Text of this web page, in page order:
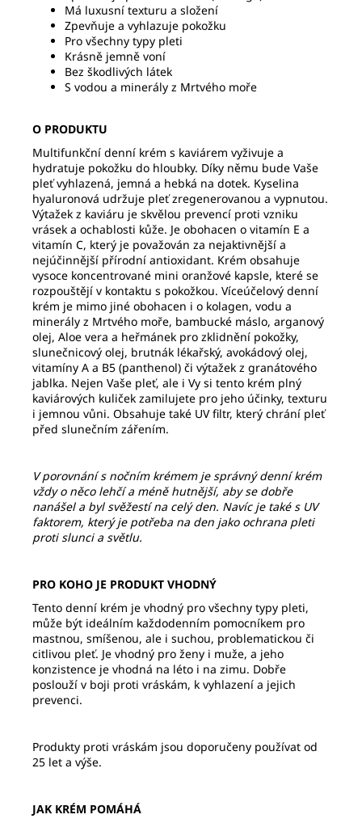
Má luxusní texturu a složení
Zpevňuje a vyhlazuje pokožku
Pro všechny typy pleti
Krásně jemně voní
Bez škodlivých látek
S vodou a minerály z Mrtvého moře
O PRODUKTU
Multifunkční denní krém s kaviárem vyživuje a
hydratuje pokožku do hloubky. Díky němu bude Vaše
pleť vyhlazená, jemná a hebká na dotek. Kyselina
hyaluronová udržuje pleť zregenerovanou a vypnutou.
Výtažek z kaviáru je skvělou prevencí proti vzniku
vrásek a ochablosti kůže. Je obohacen o vitamín E a
vitamín C, který je považován za nejaktivnější a
nejúčinnější přírodní antioxidant. Krém obsahuje
vysoce koncentrované mini oranžové kapsle, které se
rozpouštějí v kontaktu s pokožkou. Víceúčelový denní
krém je mimo jiné obohacen i o kolagen, vodu a
minerály z Mrtvého moře, bambucké máslo, arganový
olej, Aloe vera a heřmánek pro zklidnění pokožky,
slunečnicový olej, brutnák lékařský, avokádový olej,
vitamíny A a B5 (panthenol) či výtažek z granátového
jablka. Nejen Vaše pleť, ale i Vy si tento krém plný
kaviárových kuliček zamilujete pro jeho účinky, texturu
i jemnou vůni. Obsahuje také UV filtr, který chrání pleť
před slunečním zářením.
V porovnání s nočním krémem je správný denní krém
vždy o něco lehčí a méně hutnější, aby se dobře
nanášel a byl svěžestí na celý den. Navíc je také s UV
faktorem, který je potřeba na den jako ochrana pleti
proti slunci a světlu.
PRO KOHO JE PRODUKT VHODNÝ
Tento denní krém je vhodný pro všechny typy pleti,
může být ideálním každodenním pomocníkem pro
mastnou, smíšenou, ale i suchou, problematickou či
citlivou pleť. Je vhodný pro ženy i muže, a jeho
konzistence je vhodná na léto i na zimu. Dobře
poslouží v boji proti vráskám, k vyhlazení a jejich
prevenci.
Produkty proti vráskám jsou doporučeny používat od
25 let a výše.
JAK KRÉM POMÁHÁ